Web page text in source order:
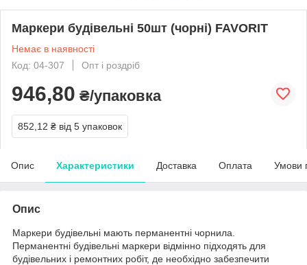
Маркери будівельні 50шт (чорні) FAVORIT
Немає в наявності
Код: 04-307
Опт і роздріб
946,80 ₴/упаковка
852,12 ₴ від 5 упаковок
Опис Характеристики Доставка Оплата Умови
Опис
Маркери будівельні мають перманентні чорнила.
Перманентні будівельні маркери відмінно підходять для
будівельних і ремонтних робіт, де необхідно забезпечити